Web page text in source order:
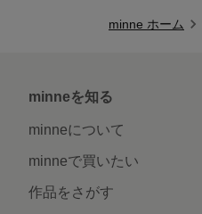
minne ホーム
minneを知る
minneについて
minneで買いたい
作品をさがす